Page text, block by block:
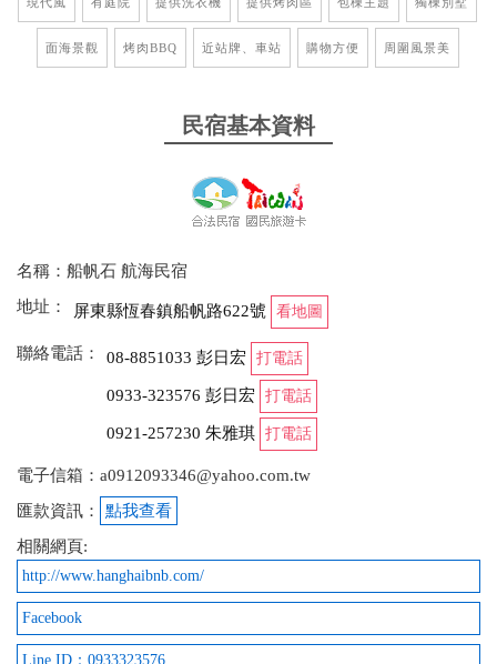
面海景觀 烤肉BBQ 近站牌、車站 購物方便 周圍風景美
民宿基本資料
名稱：船帆石 航海民宿
地址：
屏東縣恆春鎮船帆路622號 看地圖
聯絡電話： 08-8851033 彭日宏 打電話
0933-323576 彭日宏 打電話
0921-257230 朱雅琪 打電話
電子信箱：a0912093346@yahoo.com.tw
匯款資訊：
點我查看
相關網頁:
http://www.hanghaibnb.com/
Facebook
Line ID：0933323576